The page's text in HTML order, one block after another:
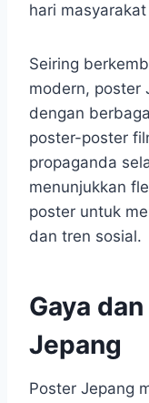
hari
Seiring
modern, poster
dengan
poster-poster
propaganda
menunjukkan
poster untuk
dan tren sosial.
Gaya
Jepang
Poster Jepang